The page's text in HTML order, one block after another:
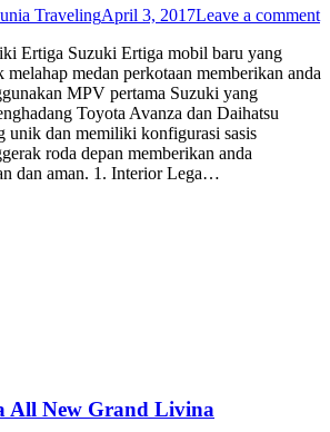
TravelingApril 3, 2017Leave a comment
Ertiga Suzuki Ertiga mobil baru yang
medan perkotaan memberikan anda
MPV pertama Suzuki yang
Toyota Avanza dan Daihatsu
unik dan memiliki konfigurasi sasis
roda depan memberikan anda
dan aman. 1. Interior Lega…
All New Grand Livina